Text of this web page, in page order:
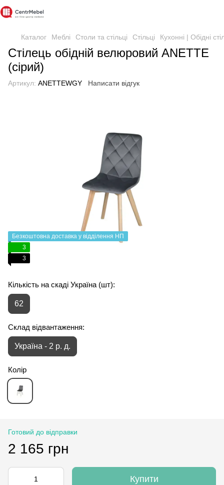
Каталог Меблі Столи та стільці Стільці Кухонні | Обідні
Стілець обідній велюровий ANETTE
(сірий)
Артикул: ANETTEWGY Написати відгук
Безкоштовна доставка у відділення НП
3
3
Кількість на скаді Україна (шт):
62
Склад відвантаження:
Україна - 2 р. д.
Колір
Готовий до відправки
2 165 грн
Купити